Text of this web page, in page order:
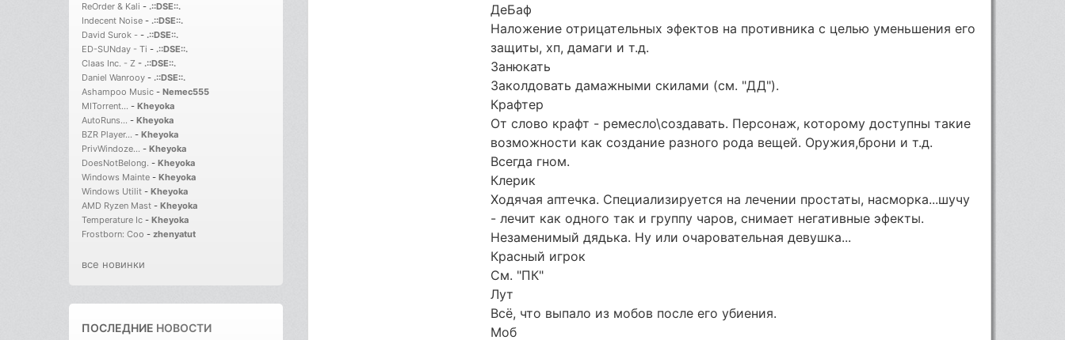
ReOrder & Kali - .::DSE::.
Indecent Noise - .::DSE::.
David Surok - - .::DSE::.
ED-SUNday - Ti - .::DSE::.
Claas Inc. - Z - .::DSE::.
Daniel Wanrooy - .::DSE::.
Ashampoo Music - Nemec555
MITorrent... - Kheyoka
AutoRuns... - Kheyoka
BZR Player... - Kheyoka
PrivWindoze... - Kheyoka
DoesNotBelong. - Kheyoka
Windows Mainte - Kheyoka
Windows Utilit - Kheyoka
AMD Ryzen Mast - Kheyoka
Temperature Ic - Kheyoka
Frostborn: Coo - zhenyatut
все новинки
ПОСЛЕДНИЕ НОВОСТИ
ДеБаф
Наложение отрицательных эфектов на противника с целью уменьшения его
защиты, хп, дамаги и т.д.
Занюкать
Заколдовать дамажными скилами (см. "ДД").
Крафтер
От слово крафт - ремесло\создавать. Персонаж, которому доступны такие
возможности как создание разного рода вещей. Оружия,брони и т.д.
Всегда гном.
Клерик
Ходячая аптечка. Специализируется на лечении простаты, насморка...шучу
- лечит как одного так и группу чаров, снимает негативные эфекты.
Незаменимый дядька. Ну или очаровательная девушка...
Красный игрок
См. "ПК"
Лут
Всё, что выпало из мобов после его убиения.
Моб